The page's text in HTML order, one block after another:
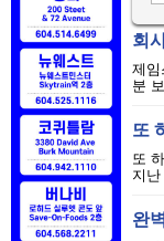
회
제임
분
또
또
지
완